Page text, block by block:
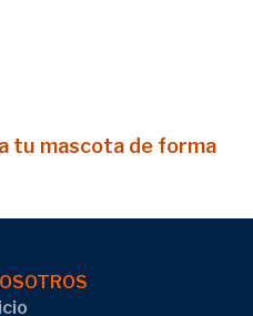
tu mascota de forma